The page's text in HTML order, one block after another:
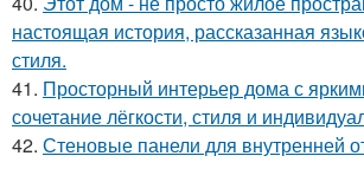
настоящая история, рассказанная
стиля.
41. Просторный интерьер дома с
сочетание лёгкости, стиля и
42. Стеновые панели для внутренней